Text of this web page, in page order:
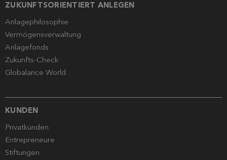
ZUKUNFTSORIENTIERT ANLEGEN
Anlagephilosophie
Vermögensverwaltung
Anlagefonds
Zukunfts-Check
Globalance World
KUNDEN
Privatkunden
Entrepreneure
Stiftungen